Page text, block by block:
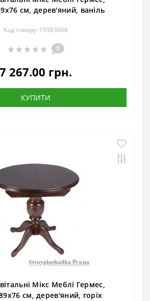
см, дерев'яний, ваніль
Код товару: 15983666
0
7 267.00 грн.
КУПИТИ
Мікс Меблі Гермес,
см, дерев'яний, горіх